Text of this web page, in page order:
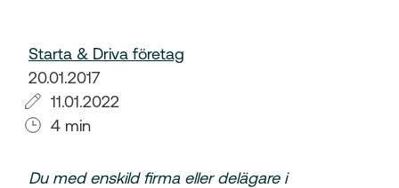
Starta & Driva företag
20.01.2017
11.01.2022
4 min
Du med enskild firma eller delägare i